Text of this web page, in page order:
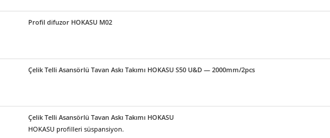
Profil difuzor HOKASU M02
Çelik Telli Asansörlü Tavan Askı Takımı HOKASU S50 U&D — 2000mm/2pcs
Çelik Telli Asansörlü Tavan Askı Takımı HOKASU
HOKASU profilleri süspansiyon.